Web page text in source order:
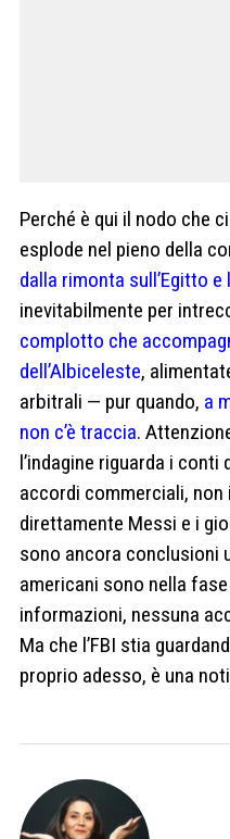
Perché è qui il nodo che
esplode nel pieno della
dalla rimonta sull’Egitto
inevitabilmente per
complotto che
dell’Albiceleste,
arbitrali — pur quando, a
non c’è traccia.
l’indagine riguarda i
accordi commerciali,
direttamente Messi e i
sono ancora conclusioni
americani sono nella
informazioni, nessuna
Ma che l’FBI stia
proprio adesso, è una